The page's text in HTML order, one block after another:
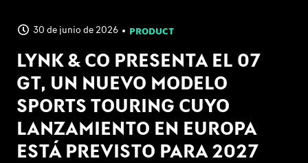
30 de junio de 2026 PRODUCT
LYNK & CO PRESENTA EL 07
GT, UN NUEVO MODELO
SPORTS TOURING CUYO
LANZAMIENTO EN EUROPA
ESTÁ PREVISTO PARA 2027